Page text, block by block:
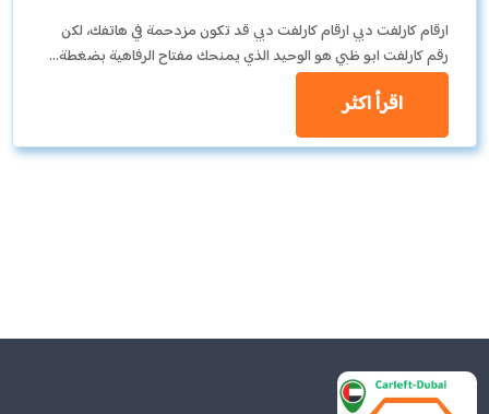
ارقام كارلفت دبي ارقام كارلفت دبي قد تكون مزدحمة في هاتفك، لكن
رقم كارلفت ابو ظبي هو الوحيد الذي يمنحك مفتاح الرفاهية بضغطة…
اقرأ اكثر